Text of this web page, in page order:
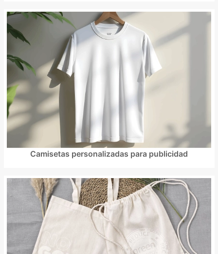
Camisetas personalizadas para publicidad